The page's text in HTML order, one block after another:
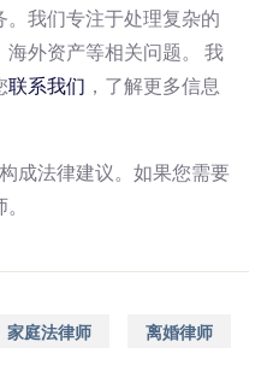
我们专注于处理复杂的
外资产等相关问题。 我
联系我们 ，了解更多信息
成法律建议。如果您需要
家庭法律师 离婚律师